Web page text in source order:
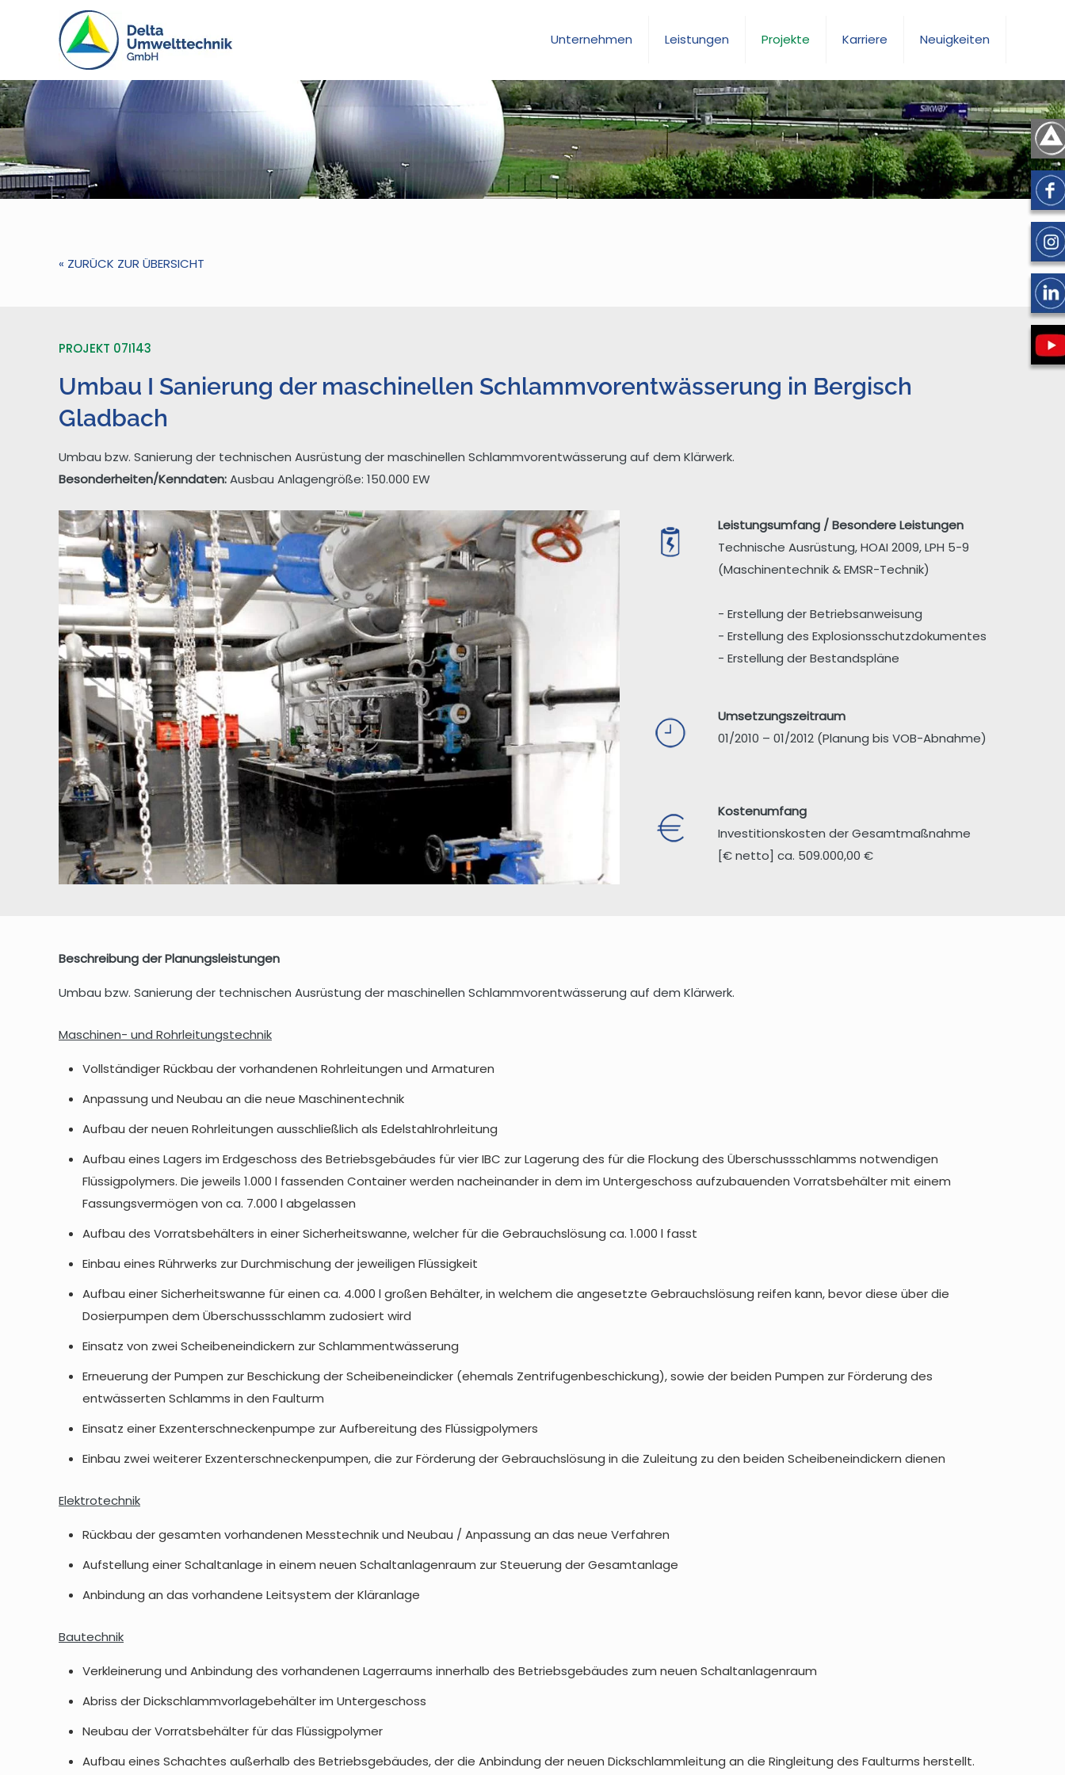
Unternehmen Leistungen Projekte Karriere Neuigkeiten
« ZURÜCK ZUR ÜBERSICHT
PROJEKT 07I143
Umbau I Sanierung der maschinellen Schlammvorentwässerung in Bergisch
Gladbach
Umbau bzw. Sanierung der technischen Ausrüstung der maschinellen Schlammvorentwässerung auf dem Klärwerk.
Besonderheiten/Kenndaten:Ausbau Anlagengröße: 150.000 EW
Leistungsumfang / Besondere Leistungen
Technische Ausrüstung, HOAI 2009, LPH 5-9
(Maschinentechnik & EMSR-Technik)
- Erstellung der Betriebsanweisung
- Erstellung des Explosionsschutzdokumentes
- Erstellung der Bestandspläne
Umsetzungszeitraum
01/2010 – 01/2012 (Planung bis VOB-Abnahme)
Kostenumfang
Investitionskosten der Gesamtmaßnahme
[€ netto] ca. 509.000,00 €
Beschreibung der Planungsleistungen
Umbau bzw. Sanierung der technischen Ausrüstung der maschinellen Schlammvorentwässerung auf dem Klärwerk.
Maschinen- und Rohrleitungstechnik
Vollständiger Rückbau der vorhandenen Rohrleitungen und Armaturen
Anpassung und Neubau an die neue Maschinentechnik
Aufbau der neuen Rohrleitungen ausschließlich als Edelstahlrohrleitung
Aufbau eines Lagers im Erdgeschoss des Betriebsgebäudes für vier IBC zur Lagerung des für die Flockung des Überschussschlamms notwendigen
Flüssigpolymers. Die jeweils 1.000 l fassenden Container werden nacheinander in dem im Untergeschoss aufzubauenden Vorratsbehälter mit einem
Fassungsvermögen von ca. 7.000 l abgelassen
Aufbau des Vorratsbehälters in einer Sicherheitswanne, welcher für die Gebrauchslösung ca. 1.000 l fasst
Einbau eines Rührwerks zur Durchmischung der jeweiligen Flüssigkeit
Aufbau einer Sicherheitswanne für einen ca. 4.000 l großen Behälter, in welchem die angesetzte Gebrauchslösung reifen kann, bevor diese über die
Dosierpumpen dem Überschussschlamm zudosiert wird
Einsatz von zwei Scheibeneindickern zur Schlammentwässerung
Erneuerung der Pumpen zur Beschickung der Scheibeneindicker (ehemals Zentrifugenbeschickung), sowie der beiden Pumpen zur Förderung des
entwässerten Schlamms in den Faulturm
Einsatz einer Exzenterschneckenpumpe zur Aufbereitung des Flüssigpolymers
Einbau zwei weiterer Exzenterschneckenpumpen, die zur Förderung der Gebrauchslösung in die Zuleitung zu den beiden Scheibeneindickern dienen
Elektrotechnik
Rückbau der gesamten vorhandenen Messtechnik und Neubau / Anpassung an das neue Verfahren
Aufstellung einer Schaltanlage in einem neuen Schaltanlagenraum zur Steuerung der Gesamtanlage
Anbindung an das vorhandene Leitsystem der Kläranlage
Bautechnik
Verkleinerung und Anbindung des vorhandenen Lagerraums innerhalb des Betriebsgebäudes zum neuen Schaltanlagenraum
Abriss der Dickschlammvorlagebehälter im Untergeschoss
Neubau der Vorratsbehälter für das Flüssigpolymer
Aufbau eines Schachtes außerhalb des Betriebsgebäudes, der die Anbindung der neuen Dickschlammleitung an die Ringleitung des Faulturms herstellt.